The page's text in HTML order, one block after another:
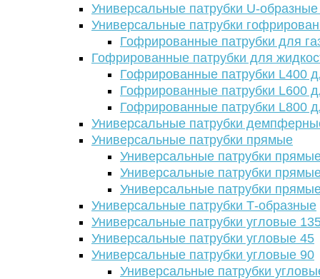
Универсальные патрубки U-
Универсальные патрубки
Гофрированные патрубки для
Гофрированные патрубки для
Гофрированные патрубки L400
Гофрированные патрубки L600
Гофрированные патрубки L800
Универсальные патрубки
Универсальные патрубки прямые
Универсальные патрубки
Универсальные патрубки
Универсальные патрубки
Универсальные патрубки Т-образные
Универсальные патрубки угловые
Универсальные патрубки угловые 45
Универсальные патрубки угловые 90
Универсальные патрубки